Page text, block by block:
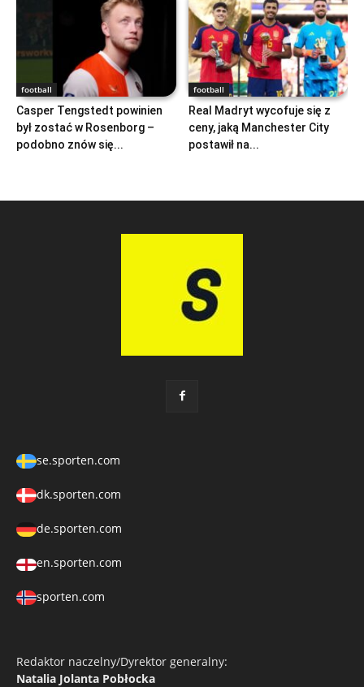
football
Casper Tengstedt powinien
był zostać w Rosenborg –
podobno znów się...
football
Real Madryt wycofuje się z
ceny, jaką Manchester City
postawił na...
se.sporten.com
dk.sporten.com
de.sporten.com
en.sporten.com
sporten.com
Redaktor naczelny/Dyrektor generalny:
Natalia Jolanta Pobłocka